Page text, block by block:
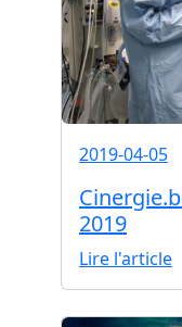
2019-04-05
2019
Lire l'article